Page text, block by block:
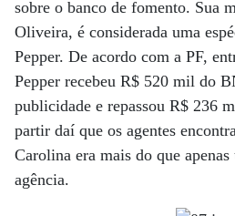
sobre o banco de fomento. Sua
Oliveira, é considerada uma
Pepper. De acordo com a PF,
Pepper recebeu R$ 520 mil do
publicidade e repassou R$ 236
partir daí que os agentes
Carolina era mais do que
agência.